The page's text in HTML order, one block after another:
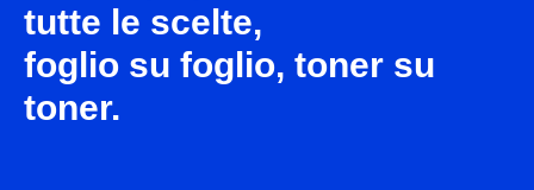
tutte le scelte,
foglio su foglio, toner su
toner.